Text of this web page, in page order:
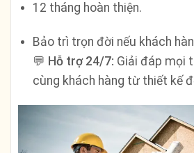
12 tháng hoàn thiện.
Bảo trì trọn đời nếu khách
💬 Hỗ trợ 24/7: Giải đáp mọi
cùng khách hàng từ thiết kế